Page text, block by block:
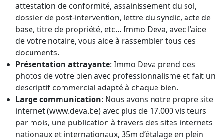
attestation de conformité, assainissement du sol,
dossier de post-intervention, lettre du syndic, acte de
base, titre de propriété, etc… Immo Deva, avec l’aide
de votre notaire, vous aide à rassembler tous ces
documents.
Présentation attrayante: Immo Deva prend des
photos de votre bien avec professionnalisme et fait un
descriptif commercial adapté à chaque bien.
Large communication: Nous avons notre propre site
internet (www.deva.be) avec plus de 17.000 visiteurs
par mois, une publication à travers des sites internets
nationaux et internationaux, 35m d’étalage en plein